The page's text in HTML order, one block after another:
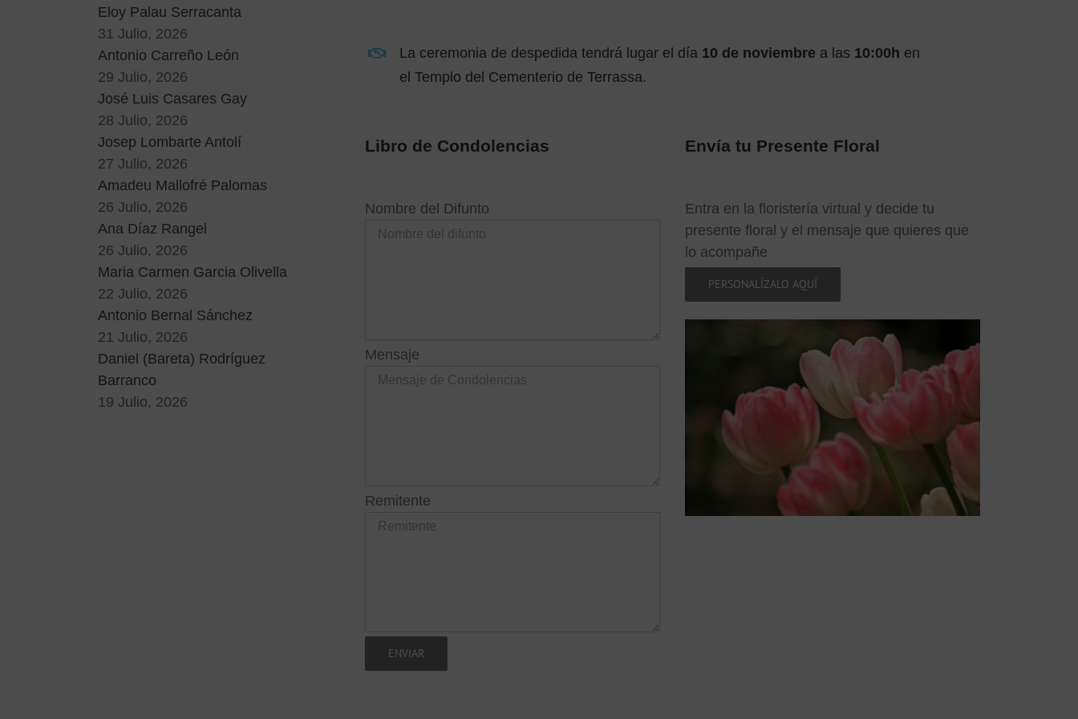
La ceremonia de despedida tendrá lugar el día 10 de noviembre a las 10:00h en
el Templo del Cementerio de Terrassa.
Libro de Condolencias
Nombre del Difunto
Mensaje
Remitente
Envía tu Presente Floral
Entra en la floristería virtual y decide tu
presente floral y el mensaje que quieres que
lo acompañe
PERSONALÍZALO AQUÍ
Eloy Palau Serracanta
31 Julio, 2026
Antonio Carreño León
29 Julio, 2026
José Luis Casares Gay
28 Julio, 2026
Josep Lombarte Antolí
27 Julio, 2026
Amadeu Mallofré Palomas
26 Julio, 2026
Ana Díaz Rangel
26 Julio, 2026
Maria Carmen Garcia Olivella
22 Julio, 2026
Antonio Bernal Sánchez
21 Julio, 2026
Daniel (Bareta) Rodríguez
Barranco
19 Julio, 2026